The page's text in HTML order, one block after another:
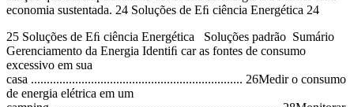
economia sustentada. 24 Soluções de Eﬁ ciência Energética 24
25 Soluções de Eﬁ ciência Energética Soluções padrão Sumário
Gerenciamento da Energia Identiﬁ car as fontes de consumo
excessivo em sua
casa ................................................................... 26Medir o consumo
de energia elétrica em um